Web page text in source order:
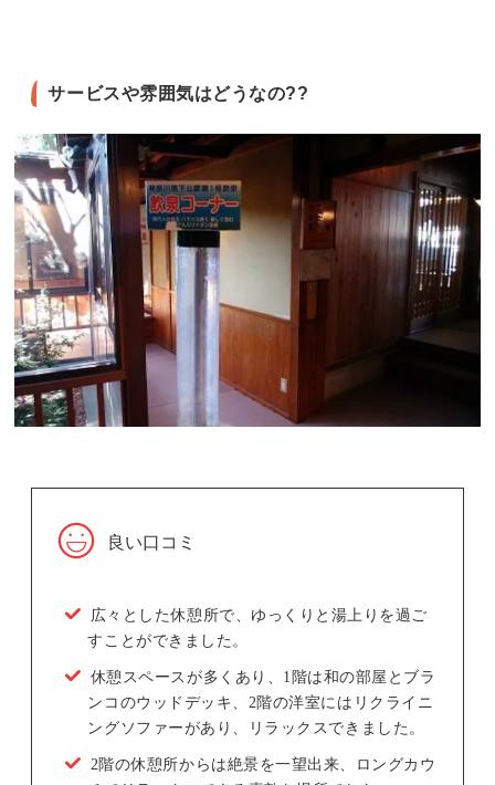
サービスや雰囲気はどうなの??
良い口コミ
広々とした休憩所で、ゆっくりと湯上りを過ご
すことができました。
休憩スペースが多くあり、1階は和の部屋とブラ
ンコのウッドデッキ、2階の洋室にはリクライニ
ングソファーがあり、リラックスできました。
2階の休憩所からは絶景を一望出来、ロングカウ